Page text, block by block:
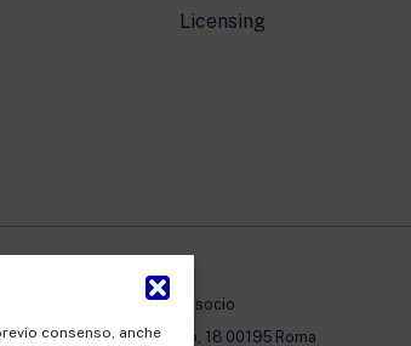
consenso, anche
Licensing
S.p.A. - Società con unico socio
Via Umberto Novaro, 18 00195 Roma